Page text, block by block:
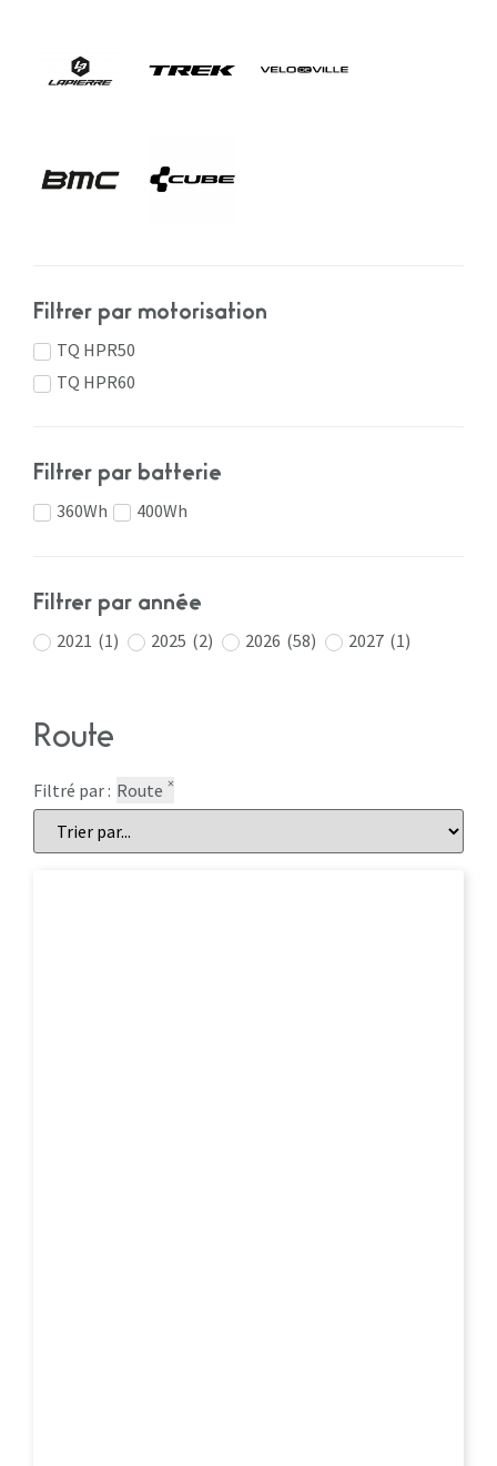
Filtrer par motorisation
TQ HPR50
TQ HPR60
Filtrer par batterie
360Wh 400Wh
Filtrer par année
2021 (1) 2025 (2) 2026 (58) 2027 (1)
Route
Filtré par : Route ×